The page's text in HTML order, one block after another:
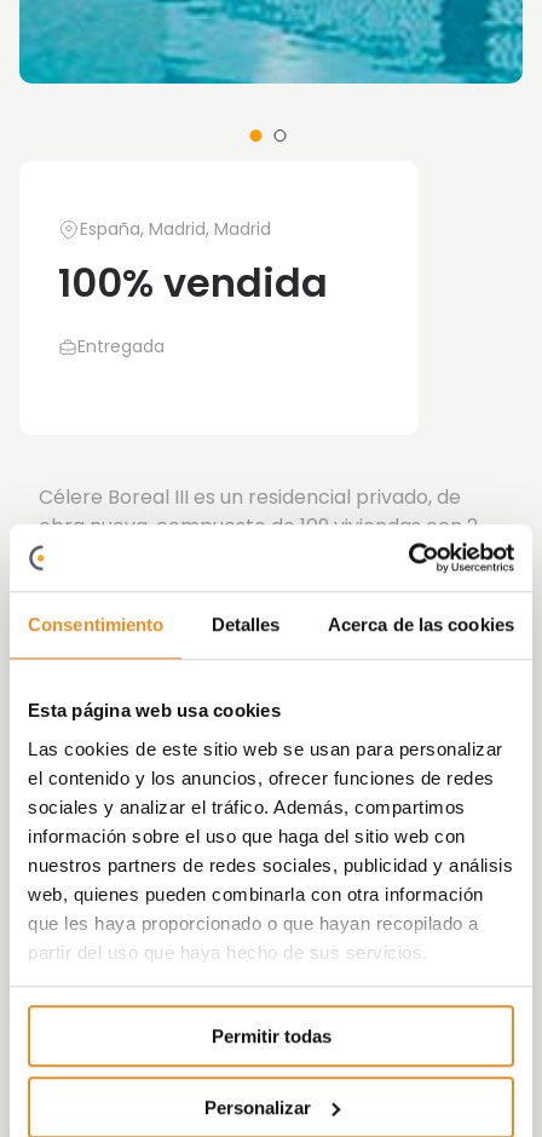
Consentimiento Detalles Acerca de las cookies
Esta página web usa cookies
Las cookies de este sitio web se usan para personalizar
el contenido y los anuncios, ofrecer funciones de redes
sociales y analizar el tráfico. Además, compartimos
información sobre el uso que haga del sitio web con
nuestros partners de redes sociales, publicidad y análisis
web, quienes pueden combinarla con otra información
que les haya proporcionado o que hayan recopilado a
partir del uso que haya hecho de sus servicios.
Permitir todas
Personalizar
España, Madrid, Madrid
100% vendida
Entregada
Célere Boreal III es un residencial privado, de
obra nueva, compuesto de 109 viviendas con 2
plazas de garaje y trastero incluídos en el
precio.
La urbanización dispone de amplias zonas
comunes donde disfrutar tu tiempo con quien
piscina, área infantil para disfrute de los más
pequeños de la casa, sala social gourmet para
reunirte con amigos y familiares y parking para
bicicletas.
Además incorpora la nueva
funcionalidadCélere Wishque, de la mano de un
partner como Amazon, permitirá a los
habitantes de las promoción controlar, a través
de la voz, tanto elementos de su vivienda, como
las luces, como externos a ella, como la reserva
de las zonas comunes.
Esto será posible gracias a la incorporación de
un kit Smart Home, que consta de un altavoz